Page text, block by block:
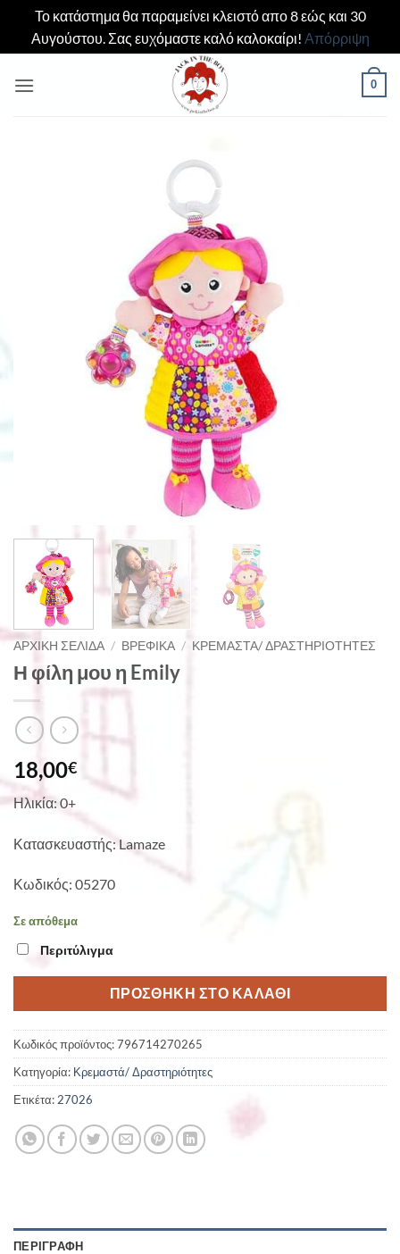
Το κατάστημα θα παραμείνει κλειστό απο 8 εώς και 30
Αυγούστου. Σας ευχόμαστε καλό καλοκαίρι! Απόρριψη
στο
0
ΑΡΧΙΚΉ ΣΕΛΊΔΑ / ΒΡΕΦΙΚΆ / ΚΡΕΜΑΣΤΆ/ ΔΡΑΣΤΗΡΙΌΤΗΤΕΣ
Η φίλη μου η Emily
18,00€
Ηλικία: 0+
Κατασκευαστής: Lamaze
Κωδικός: 05270
Σε απόθεμα
Περιτύλιγμα
ΠΡΟΣΘΉΚΗ ΣΤΟ ΚΑΛΆΘΙ
Κωδικός προϊόντος:796714270265
Κατηγορία: Κρεμαστά/ Δραστηριότητες
Ετικέτα: 27026
ΠΕΡΙΓΡΑΦΉ